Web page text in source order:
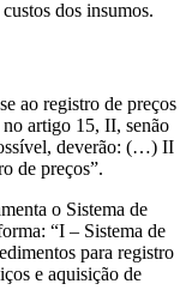
dos insumos.
ao registro de preços
artigo 15, II, senão
deverão: (…) II
de preços”.
o Sistema de
“I – Sistema de
para registro
e aquisição de